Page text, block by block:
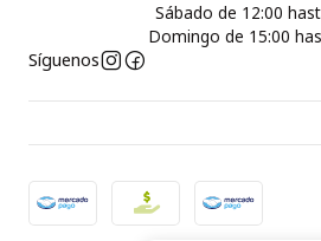
Sábado de 12:00
Domingo de 15:00
Síguenos